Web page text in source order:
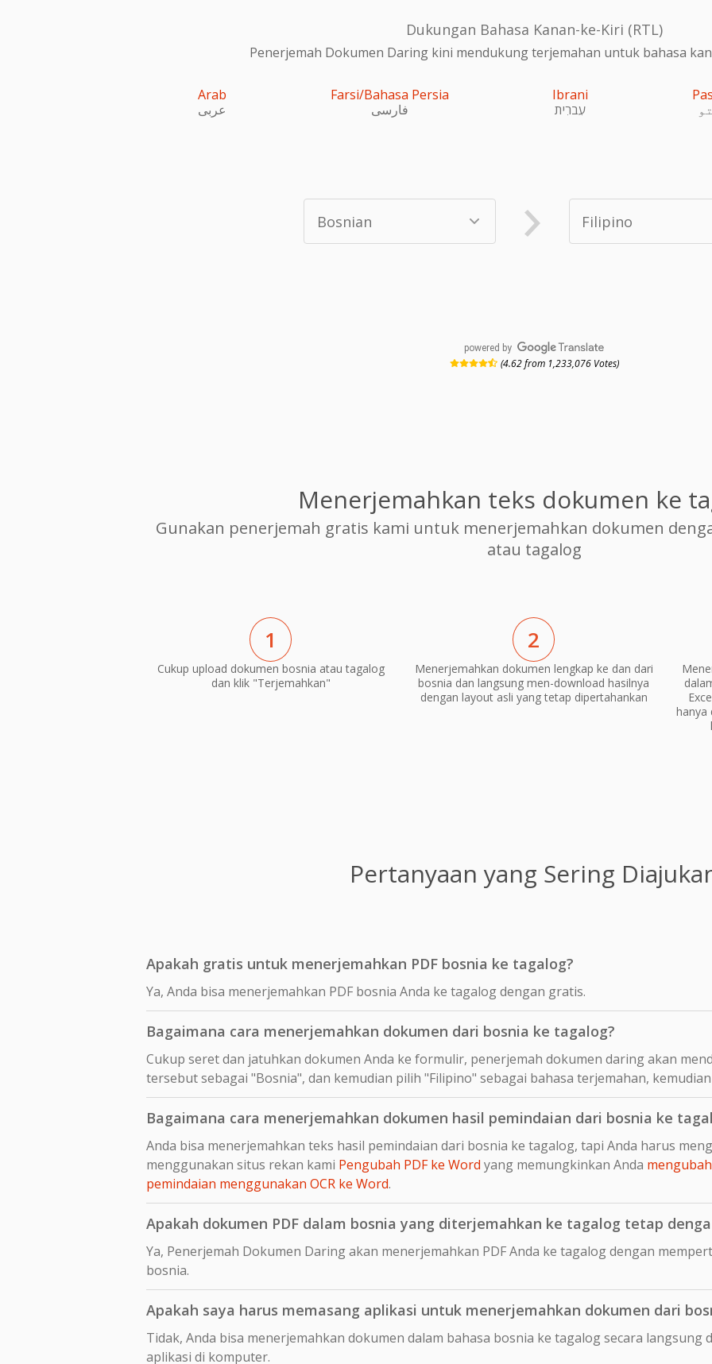
Dukungan Bahasa Kanan-ke-Kiri (RTL)
Penerjemah Dokumen Daring kini mendukung terjemahan untuk bahasa
Arab
عربى
Farsi/Bahasa Persia
فارسی
Ibrani
עִברִית
powered by
(4.62 from 1,233,076 Votes)
Menerjemahkan teks dokumen ke
Gunakan penerjemah gratis kami untuk menerjemahkan dokumen
atau tagalog
1
Cukup upload dokumen bosnia atau tagalog
dan klik "Terjemahkan"
2
Menerjemahkan dokumen lengkap ke dan dari
bosnia dan langsung men-download hasilnya
dengan layout asli yang tetap dipertahankan
hanya
Pertanyaan yang Sering
Apakah gratis untuk menerjemahkan PDF bosnia ke tagalog?
Ya, Anda bisa menerjemahkan PDF bosnia Anda ke tagalog dengan gratis.
Bagaimana cara menerjemahkan dokumen dari bosnia ke tagalog?
Cukup seret dan jatuhkan dokumen Anda ke formulir, penerjemah dokumen daring akan
tersebut sebagai "Bosnia", dan kemudian pilih "Filipino" sebagai bahasa terjemahan,
Bagaimana cara menerjemahkan dokumen hasil pemindaian dari bosnia ke
Anda bisa menerjemahkan teks hasil pemindaian dari bosnia ke tagalog, tapi Anda harus
menggunakan situs rekan kami Pengubah PDF ke Word yang memungkinkan Anda
pemindaian menggunakan OCR ke Word.
Apakah dokumen PDF dalam bosnia yang diterjemahkan ke tagalog tetap
Ya, Penerjemah Dokumen Daring akan menerjemahkan PDF Anda ke tagalog dengan
bosnia.
Apakah saya harus memasang aplikasi untuk menerjemahkan dokumen dari
Tidak, Anda bisa menerjemahkan dokumen dalam bahasa bosnia ke tagalog secara langsung
aplikasi di komputer.